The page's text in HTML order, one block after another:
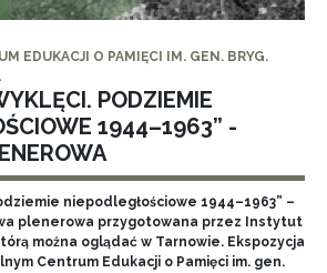
EDUKACJI O PAMIĘCI IM. GEN. BRYG.
PODZIEMIE
1944–1963” -
niepodległościowe 1944–1963” –
plenerowa przygotowana przez Instytut
można oglądać w Tarnowie. Ekspozycja
Centrum Edukacji o Pamięci im. gen.